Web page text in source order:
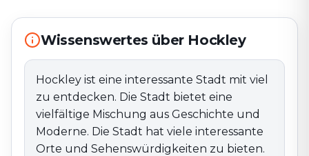
Perfekt für ein spannendes Escape Game Abenteuer!
Wissenswertes über Hockley
Hockley ist eine interessante Stadt mit viel
zu entdecken. Die Stadt bietet eine
vielfältige Mischung aus Geschichte und
Moderne. Die Stadt hat viele interessante
Orte und Sehenswürdigkeiten zu bieten.